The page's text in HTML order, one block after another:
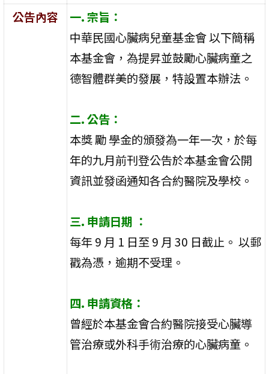
公告內容
一. 宗旨：
中華民國心臟病兒童基金會 以下簡稱
本基金會，為提昇並鼓勵心臟病童之
德智體群美的發展，特設置本辦法。
二. 公告：
本獎 勵 學金的頒發為一年一次，於每
年的九月前刊登公告於本基金會公開
資訊並發函通知各合約醫院及學校。
三. 申請日期 ：
每年 9 月 1 日至 9 月 30 日截止。 以郵
戳為憑，逾期不受理。
四. 申請資格：
曾經於本基金會合約醫院接受心臟導
管治療或外科手術治療的心臟病童。